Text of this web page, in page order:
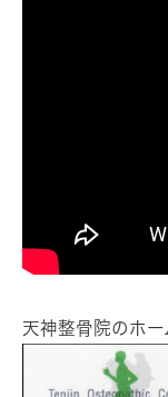
天神整骨院のホ